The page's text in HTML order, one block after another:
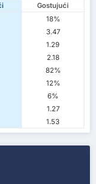
Gostujući
18%
3.47
1.29
2.18
82%
12%
6%
1.27
1.53